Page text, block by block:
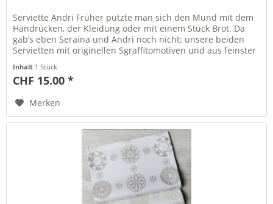
Serviette Andri Früher putzte man sich den Mund mit dem
Handrücken, der Kleidung oder mit einem Stück Brot. Da
gab’s eben Seraina und Andri noch nicht: unsere beiden
Servietten mit originellen Sgraffitomotiven und aus feinster
Inhalt 1 Stück
CHF 15.00 *
Merken